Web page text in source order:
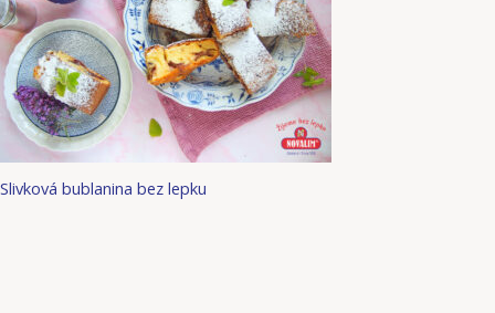
Slivková bublanina bez lepku